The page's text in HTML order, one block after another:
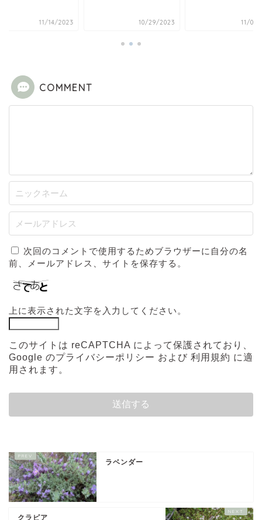
11/14/2023 10/29/2023 11/04/
COMMENT
次回のコメントで使用するためブラウザーに自分の名
前、メールアドレス、サイトを保存する。
上に表示された文字を入力してください。
このサイトは reCAPTCHA によって保護されており、
Google のプライバシーポリシー および 利用規約 に適
用されます。
ラベンダー
クラピア